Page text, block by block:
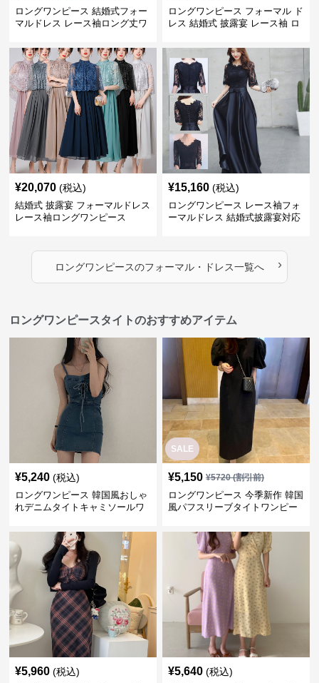
ロングワンピース 結婚式フォー
マルドレス レース袖ロング丈ワ
ロングワンピース フォーマル ド
レス 結婚式 披露宴 レース袖 ロ
¥20,070 (税込)
結婚式 披露宴 フォーマルドレス
レース袖ロングワンピース
¥15,160 (税込)
ロングワンピース レース袖フォ
ーマルドレス 結婚式披露宴対応
ロングワンピースのフォーマル・ドレス一覧へ ›
ロングワンピースタイトのおすすめアイテム
¥5,240 (税込)
ロングワンピース 韓国風おしゃ
れデニムタイトキャミソールワ
SALE
¥5,150 ¥5720(割引前)
ロングワンピース 今季新作 韓国
風パフスリーブタイトワンピー
¥5,960 (税込) ¥5,640 (税込)